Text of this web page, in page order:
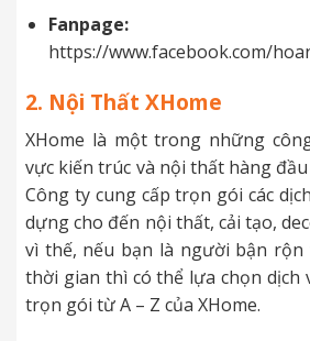
Fanpage:
https://www.facebook.com/
2. Nội Thất XHome
XHome là một trong những
vực kiến trúc và nội thất hàng
Công ty cung cấp trọn gói các
dựng cho đến nội thất, cải tạo,
vì thế, nếu bạn là người bận rộn
thời gian thì có thể lựa chọn dịch
trọn gói từ A – Z của XHome.